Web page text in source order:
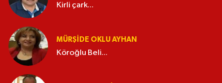
Kirli çark...
MÜRŞIDE OKLU AYHAN
Köroğlu Beli...